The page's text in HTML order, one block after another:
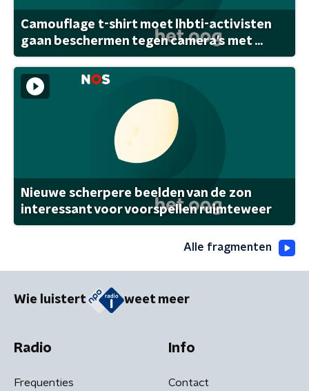
Camouflage t-shirt moet lhbti-activisten
gaan beschermen tegen camera's met ...
Nieuwe scherpere beelden van de zon
interessant voor voorspellen ruimteweer
Alle fragmenten
Wie luistert weet meer
Radio
Frequenties
Info
Contact